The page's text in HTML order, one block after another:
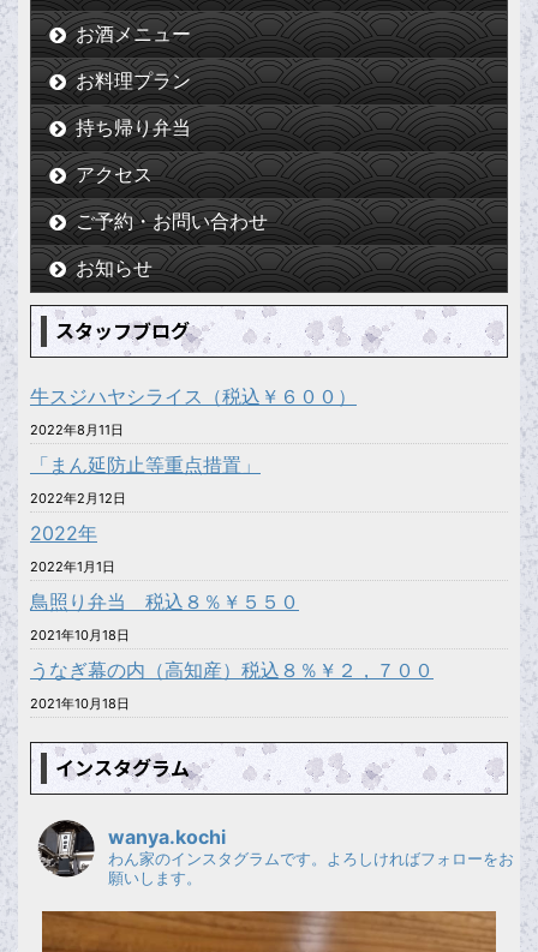
お酒メニュー
お料理プラン
持ち帰り弁当
アクセス
ご予約・お問い合わせ
お知らせ
スタッフブログ
牛スジハヤシライス（税込￥６００）
2022年8月11日
「まん延防止等重点措置」
2022年2月12日
2022年
2022年1月1日
鳥照り弁当 税込８％￥５５０
2021年10月18日
うなぎ幕の内（高知産）税込８％￥２，７００
2021年10月18日
インスタグラム
wanya.kochi
わん家のインスタグラムです。よろしければフォローをお
願いします。